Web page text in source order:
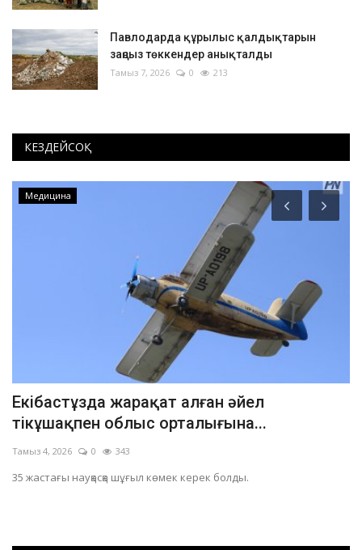
Павлодарда құрылыс қалдықтарын
заңсыз төккендер анықталды
Тамыз 7, 2026 0 213
КЕЗДЕЙСОҚ
Медицина
Екібастұзда жарақат алған әйел
тікұшақпен облыс орталығына...
Тамыз 4, 2026 0 343
35 жастағы науқасқа шұғыл көмек керек болды.